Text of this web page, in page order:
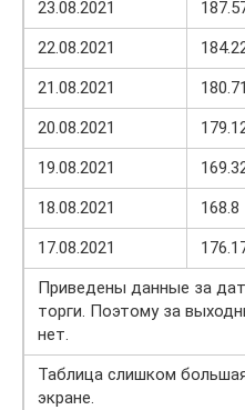
23.08.2021
22.08.2021
21.08.2021
180.71
20.08.2021
19.08.2021
18.08.2021
168.8
17.08.2021
Приведены данные за
торги. Поэтому за
нет.
Таблица слишком
экране.